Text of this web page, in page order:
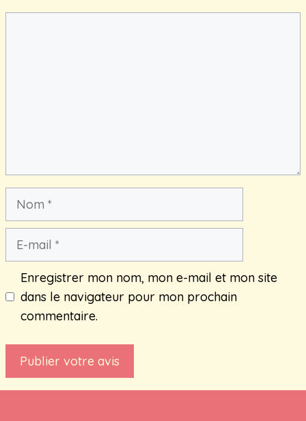
Nom
Enregistrer mon nom, mon e-mail et mon site
dans le navigateur pour mon prochain
commentaire.